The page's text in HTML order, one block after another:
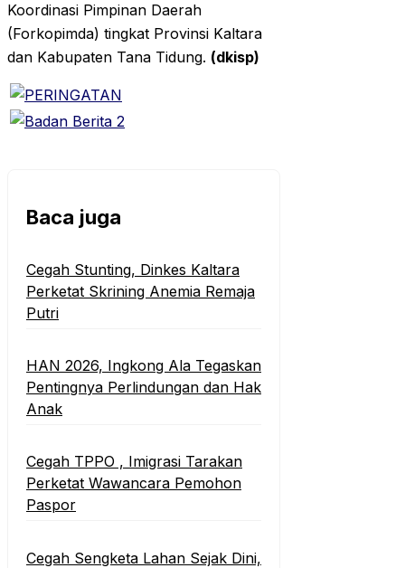
Koordinasi Pimpinan Daerah
(Forkopimda) tingkat Provinsi Kaltara
dan Kabupaten Tana Tidung. (dkisp)
Baca juga
Cegah Stunting, Dinkes Kaltara
Perketat Skrining Anemia Remaja
Putri
HAN 2026, Ingkong Ala Tegaskan
Pentingnya Perlindungan dan Hak
Anak
Cegah TPPO , Imigrasi Tarakan
Perketat Wawancara Pemohon
Paspor
Cegah Sengketa Lahan Sejak Dini,